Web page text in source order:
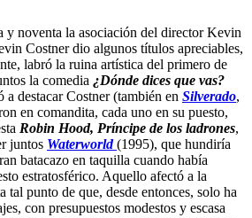
y noventa la asociación del director Kevin
Costner dio algunos títulos apreciables,
labró la ruina artística del primero de
la comedia ¿Dónde dices que vas?
a destacar Costner (también en Silverado,
en comandita, cada uno en su puesto,
Robin Hood, Príncipe de los ladrones,
juntos Waterworld (1995), que hundiría
batacazo en taquilla cuando había
estratosférico. Aquello afectó a la
tal punto de que, desde entonces, solo ha
con presupuestos modestos y escasa